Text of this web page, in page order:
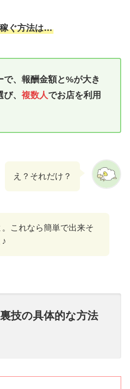
ぐ方法は…
で、報酬金額と%が大き
、 複数人でお店を利用
え？それだけ？
これなら簡単で出来そ
技の具体的な方法